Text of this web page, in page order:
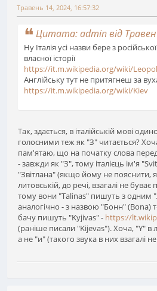
Травень 14, 2024, 16:57:32
Цитата: admin від
Ну Італія усі назви бере з
власної історії
https://it.m.wikipedia.org/wiki/
Англійську тут не притягнеш за
https://it.m.wikipedia.org/wiki/Kiev
Так, здається, в італійській мові
голосними теж як "З" читається?
пам'ятаю, що на початку слова
- завжди як "З", тому італієць ім'я
"Звітлана" (якщо йому не пояснити,
литовській, до речі, взагалі не
тому вони "Talinas" пишуть з одним
аналогічно - з назвою "Бонн" (Bona)
бачу пишуть "Kyjivas" - https://
(раніше писали "Kijevas"). Хоча, "Y" в
а не "и" (такого звука в них взагалі